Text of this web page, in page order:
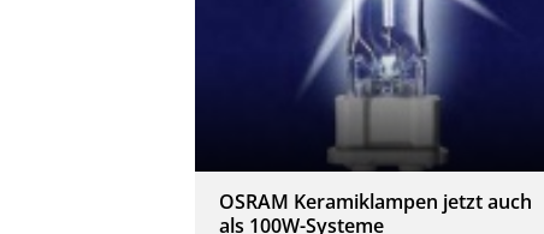
OSRAM Keramiklampen jetzt auch
als 100W-Systeme